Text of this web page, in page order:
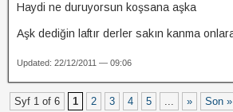
Haydi ne duruyorsun koşsana aşka
Aşk dediğin laftır derler sakın kanma
Updated: 22/12/2011 — 09:06
Syf 1 of 6 1 2 3 4 5 ... » Son »